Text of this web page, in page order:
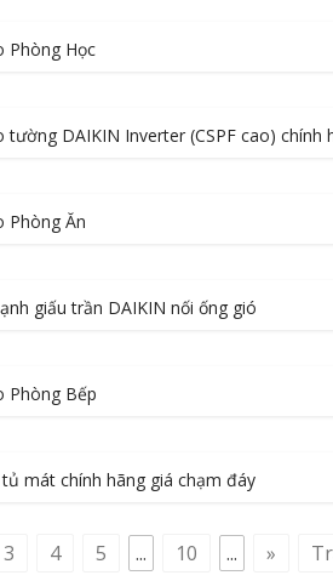
Phòng Học
DAIKIN Inverter (CSPF cao) chính
Phòng Ăn
giấu trần DAIKIN nối ống gió
Phòng Bếp
mát chính hãng giá chạm đáy
3 4 5 ... 10 ... »